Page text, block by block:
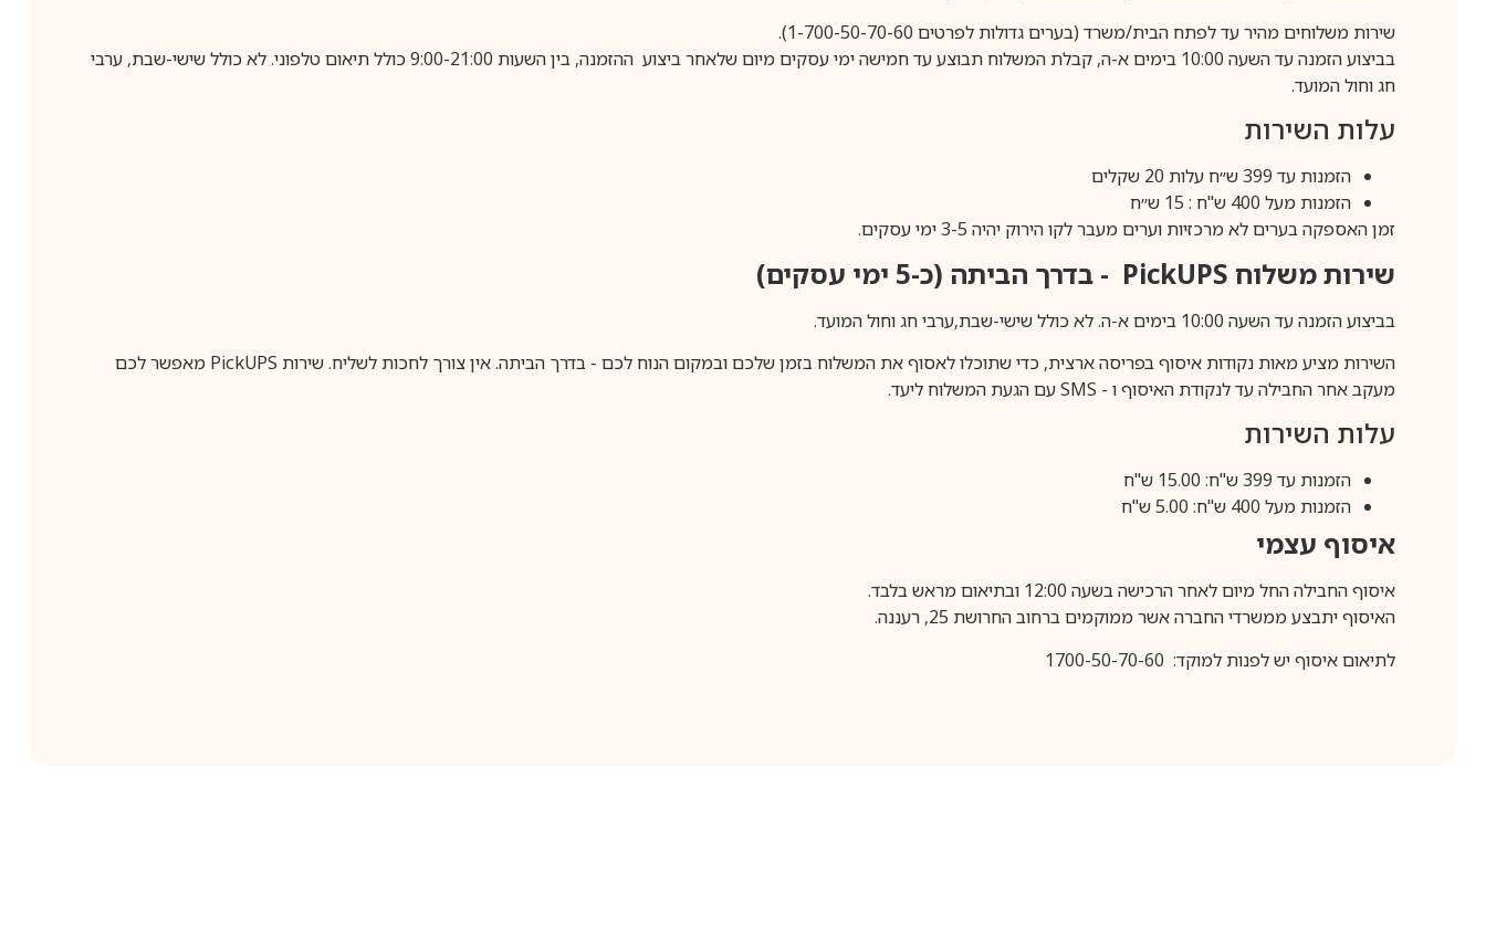
שירות משלוחים מהיר עד לפתח הבית/משרד (בערים גדולות לפרטים 1-700-50-70-60).
בביצוע הזמנה עד השעה 10:00 בימים א-ה, קבלת המשלוח תבוצע עד חמישה ימי עסקים מיום שלאחר ביצוע ההזמנה, בין השעות 9:00-21:00 כולל תיאום טלפוני. לא כולל שישי-שבת, ערבי
חג וחול המועד.
עלות השירות
הזמנות עד 399 ש״ח עלות 20 שקלים
הזמנות מעל 400 ש"ח : 15 ש״ח
זמן האספקה בערים לא מרכזיות וערים מעבר לקו הירוק יהיה 3-5 ימי עסקים.
שירות משלוח PickUPS - בדרך הביתה (כ-5 ימי עסקים)
בביצוע הזמנה עד השעה 10:00 בימים א-ה. לא כולל שישי-שבת,ערבי חג וחול המועד.
השירות מציע מאות נקודות איסוף בפריסה ארצית, כדי שתוכלו לאסוף את המשלוח בזמן שלכם ובמקום הנוח לכם - בדרך הביתה. אין צורך לחכות לשליח. שירות PickUPS מאפשר לכם
מעקב אחר החבילה עד לנקודת האיסוף ו - SMSעם הגעת המשלוח ליעד.
עלות השירות
הזמנות עד 399 ש"ח: 15.00 ש"ח
הזמנות מעל 400 ש"ח: 5.00 ש"ח
איסוף עצמי
איסוף החבילה החל מיום לאחר הרכישה בשעה 12:00 ובתיאום מראש בלבד.
האיסוף יתבצע ממשרדי החברה אשר ממוקמים ברחוב החרושת 25, רעננה.
לתיאום איסוף יש לפנות למוקד: 1700-50-70-60